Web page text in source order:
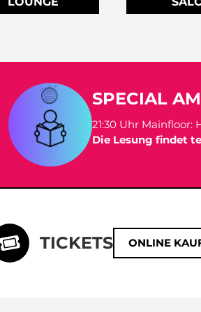
SPECIAL
21:30 Uhr Mainfloor:
Die Lesung findet
TICKETS ONLINE